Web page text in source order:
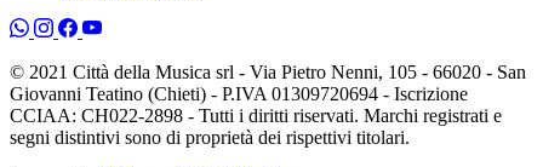
© 2021 Città della Musica srl - Via Pietro Nenni, 105 - 66020 - San
Giovanni Teatino (Chieti) - P.IVA 01309720694 - Iscrizione
CCIAA: CH022-2898 - Tutti i diritti riservati. Marchi registrati e
segni distintivi sono di proprietà dei rispettivi titolari.